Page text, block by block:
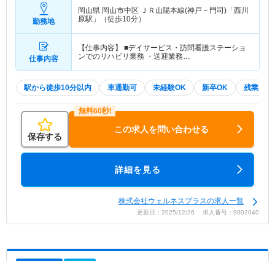
勤務地
岡山県 岡山市中区 ＪＲ山陽本線(神戸－門司)「西川
原駅」（徒歩10分）
仕事内容
【仕事内容】 ■デイサービス・訪問看護ステーショ
ンでのリハビリ業務 ・送迎業務…
駅から徒歩10分以内 車通勤可 未経験OK 新卒OK 残業少な
保存する
この求人を問い合わせる
詳細を見る
株式会社ウェルネスプラスの求人一覧
更新日：2025/12/26 求人番号：9002040